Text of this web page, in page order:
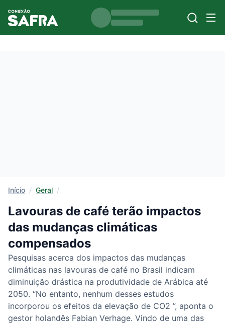
Início / Geral /
Lavouras de café terão impactos
das mudanças climáticas
compensados
Pesquisas acerca dos impactos das mudanças
climáticas nas lavouras de café no Brasil indicam
diminuição drástica na produtividade de Arábica até
2050. “No entanto, nenhum desses estudos
incorporou os efeitos da elevação de CO2 ”, aponta o
gestor holandês Fabian Verhage. Vindo de uma das